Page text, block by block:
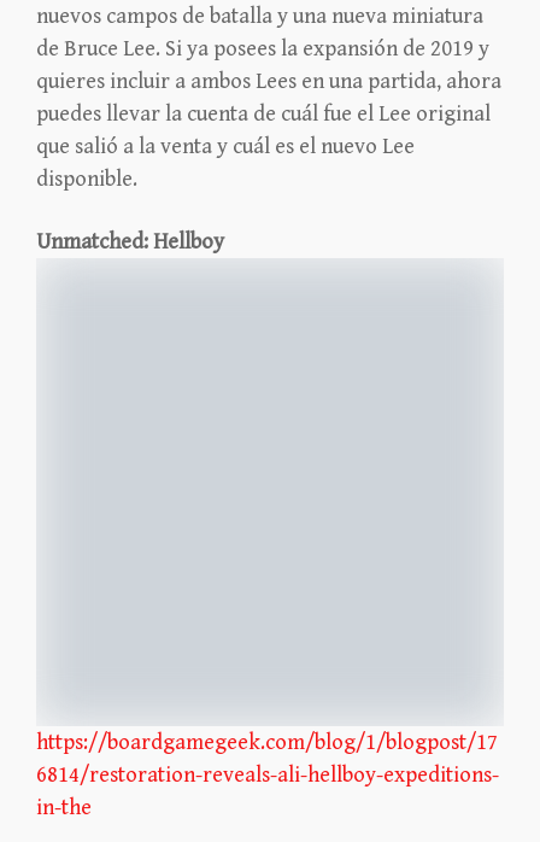
nuevos campos de batalla y una nueva miniatura
de Bruce Lee. Si ya posees la expansión de 2019 y
quieres incluir a ambos Lees en una partida, ahora
puedes llevar la cuenta de cuál fue el Lee original
que salió a la venta y cuál es el nuevo Lee
disponible.
Unmatched: Hellboy
https://boardgamegeek.com/blog/1/blogpost/17
6814/restoration-reveals-ali-hellboy-expeditions-
in-the